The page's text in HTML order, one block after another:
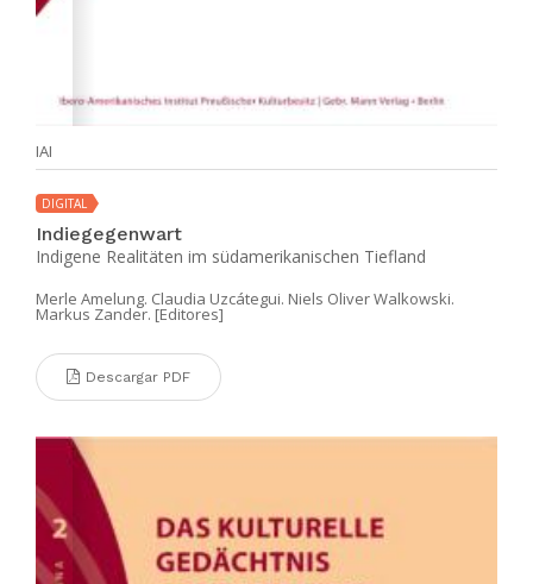
IAI
DIGITAL
Indiegegenwart
Indigene Realitäten im südamerikanischen Tiefland
Merle Amelung. Claudia Uzcátegui. Niels Oliver Walkowski.
Markus Zander. [Editores]
Descargar PDF